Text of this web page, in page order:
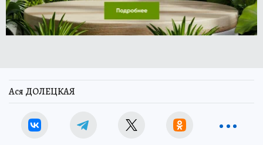
Ася ДОЛЕЦКАЯ